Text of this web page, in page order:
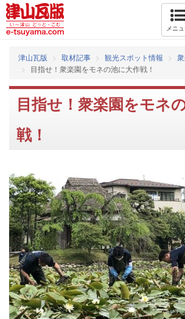
メニ
津山瓦版 取材記事 観光スポット情報
目指せ！衆楽園をモネの池に大作戦！
目指せ！衆楽園をモネ
戦！